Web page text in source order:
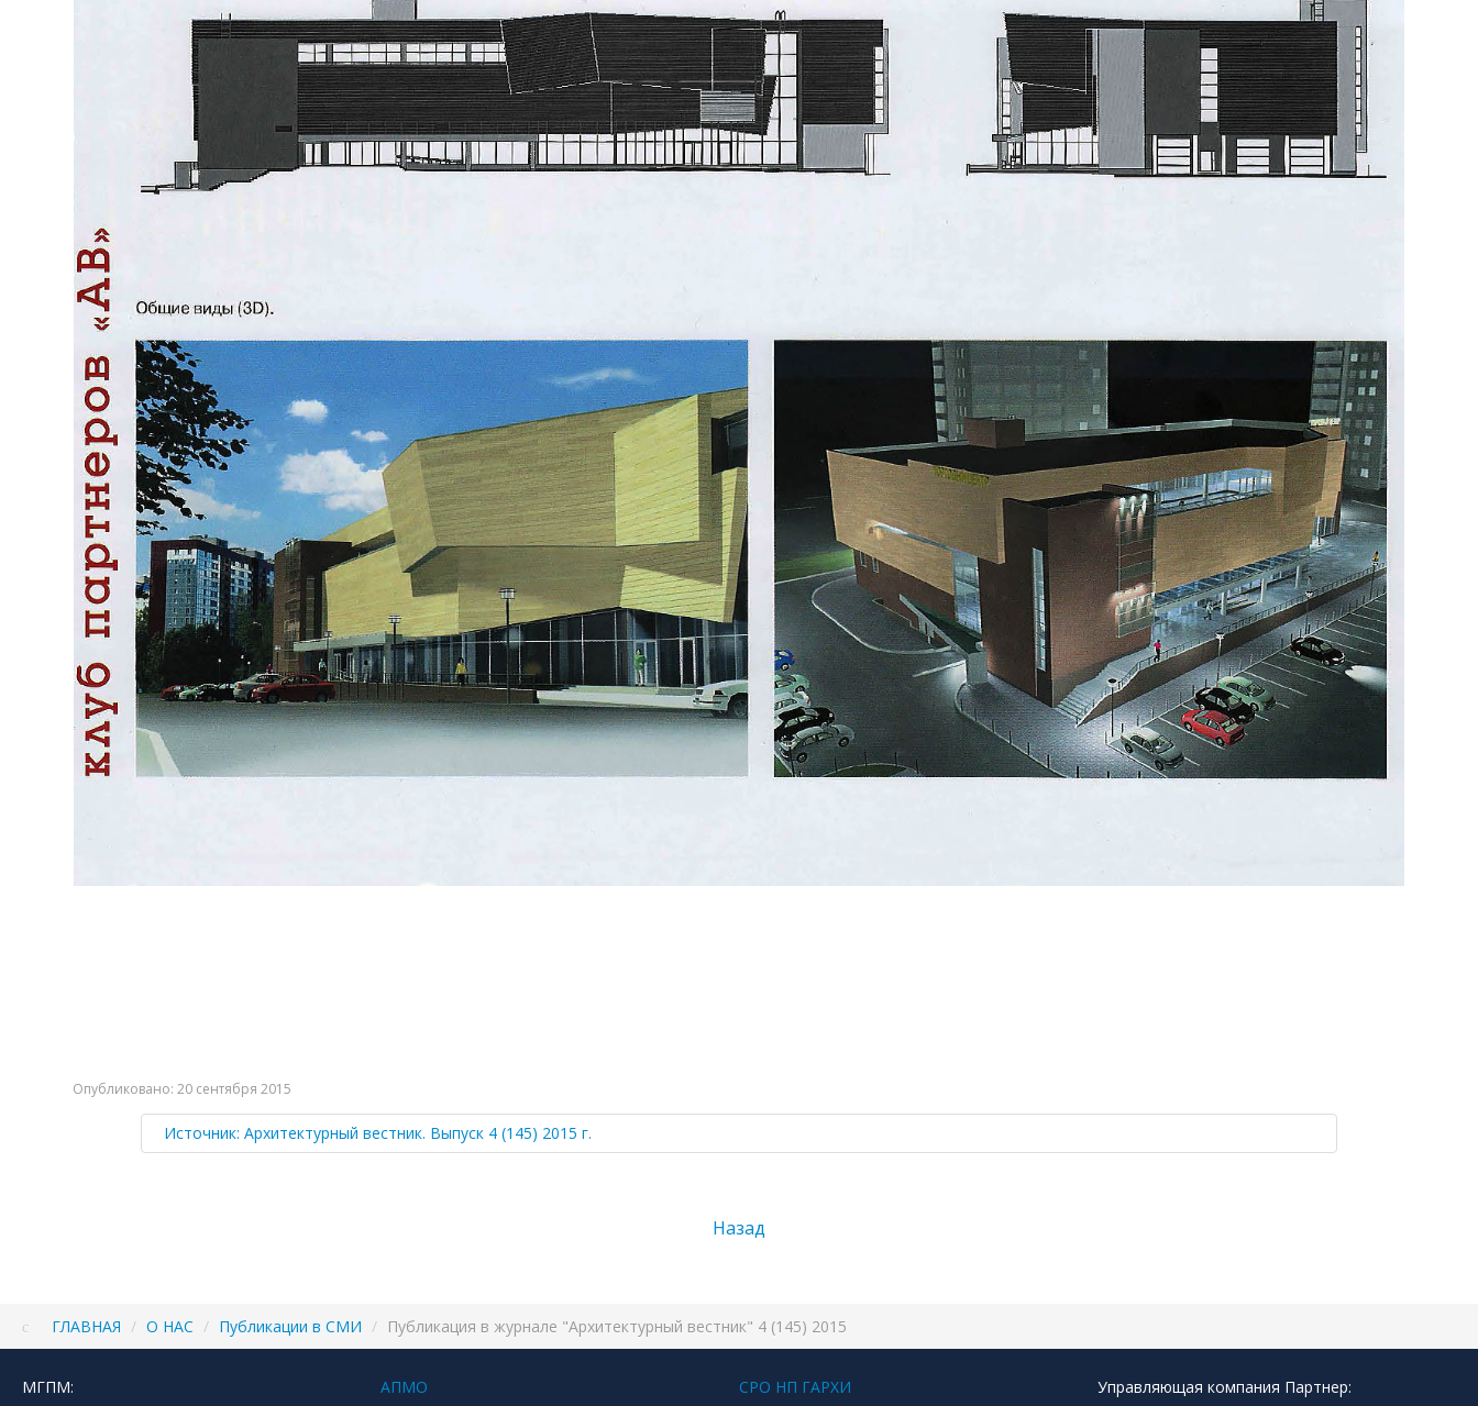
Опубликовано: 20 сентября 2015
Источник: Архитектурный вестник. Выпуск 4 (145) 2015 г.
Назад
ГЛАВНАЯ / О НАС / Публикации в СМИ / Публикация в журнале "Архитектурный вестник" 4 (145) 2015
МГПМ: АПМО СРО НП ГАРХИ Управляющая компания Партнер: